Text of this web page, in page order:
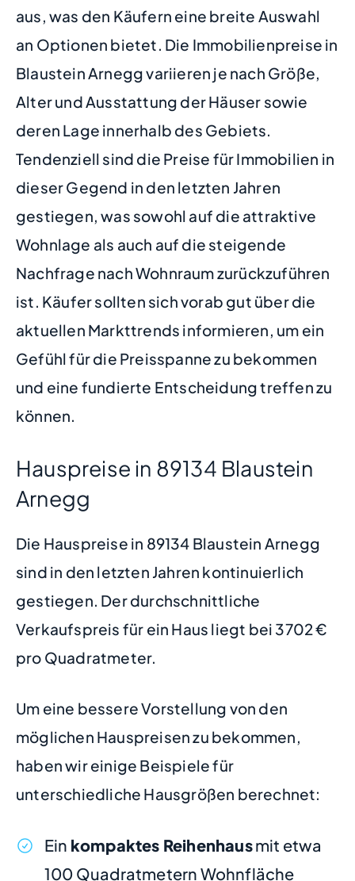
aus, was den Käufern eine breite Auswahl
an Optionen bietet. Die Immobilienpreise in
Blaustein Arnegg variieren je nach Größe,
Alter und Ausstattung der Häuser sowie
deren Lage innerhalb des Gebiets.
Tendenziell sind die Preise für Immobilien in
dieser Gegend in den letzten Jahren
gestiegen, was sowohl auf die attraktive
Wohnlage als auch auf die steigende
Nachfrage nach Wohnraum zurückzuführen
ist. Käufer sollten sich vorab gut über die
aktuellen Markttrends informieren, um ein
Gefühl für die Preisspanne zu bekommen
und eine fundierte Entscheidung treffen zu
können.
Hauspreise in 89134 Blaustein
Arnegg
Die Hauspreise in 89134 Blaustein Arnegg
sind in den letzten Jahren kontinuierlich
gestiegen. Der durchschnittliche
Verkaufspreis für ein Haus liegt bei 3702 €
pro Quadratmeter.
Um eine bessere Vorstellung von den
möglichen Hauspreisen zu bekommen,
haben wir einige Beispiele für
unterschiedliche Hausgrößen berechnet:
Ein kompaktes Reihenhausmit etwa
100 Quadratmetern Wohnfläche